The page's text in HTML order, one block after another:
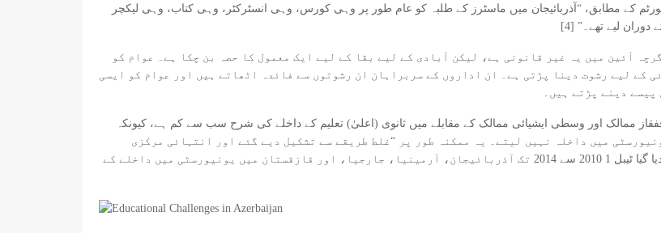
کے مطابق، “آذربائیجان میں ماسٹرز کے طلبہ کو عام طور پر وہی کورس، وہی انسٹرکٹر، وہی کتاب، وہی لیکچر
لیے تھے۔” [4]
آئین میں یہ غیر قانونی ہے، لیکن آبادی کے لیے بقا کے لیے ایک معمول کا حصہ بن چکا ہے۔ عوام کو
کے لیے رشوت دینا پڑتی ہے۔ ان اداروں کے سربراہان ان رشوتوں سے فائدہ اٹھاتے ہیں اور عوام کو ایسی
دینے پڑتے ہیں۔
ممالک اور وسطی ایشیائی ممالک کے مقابلے میں ثانوی (اعلیٰ) تعلیم کے داخلے کی شرح سب سے کم ہے، کیونکہ
میں داخلہ نہیں لیتے۔ یہ ممکنہ طور پر “غلط طریقے سے تشکیل دیے گئے اور انتہائی مرکزی
ریاستی کوٹا مختص کرنے کے نظام” کی وجہ سے ہوتا ہے۔ [5] نیچے دیا گیا ٹیبل 1 2010 سے 2014 تک آذربائیجان، آرمینیا، جارجیا، اور قازقستان میں یونیورسٹی میں داخلے کے